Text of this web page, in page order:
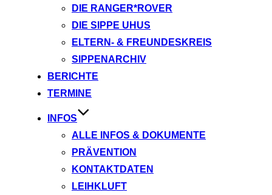
DIE RANGER*ROVER
DIE SIPPE UHUS
ELTERN- & FREUNDESKREIS
SIPPENARCHIV
BERICHTE
TERMINE
INFOS
ALLE INFOS & DOKUMENTE
PRÄVENTION
KONTAKTDATEN
LEIHKLUFT